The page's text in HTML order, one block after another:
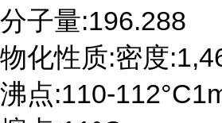
分子量:196.288
物化性质:密度
沸点:110-